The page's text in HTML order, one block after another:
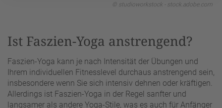
© studioworkstock - stock.adobe.com
Ist Faszien-Yoga anstrengend?
Faszien-Yoga kann je nach Intensität der Übungen und
Ihrem individuellen Fitnesslevel durchaus anstrengend sein,
insbesondere wenn Sie sich intensiv dehnen oder kräftigen.
Allerdings ist Faszien-Yoga in der Regel sanfter und
langsamer als andere Yoga-Stile, was es auch für Anfänger